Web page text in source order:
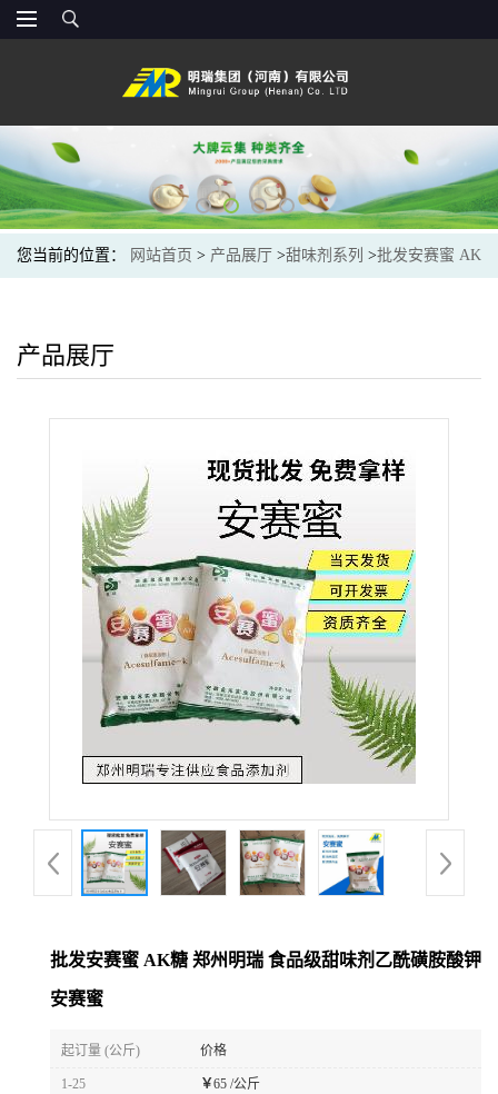
您当前的位置： 网站首页 > 产品展厅 >甜味剂系列 >批发安赛蜜 AK
产品展厅
批发安赛蜜 AK糖 郑州明瑞 食品级甜味剂乙酰磺胺酸钾
安赛蜜
起订量 (公斤) 价格
1-25 ￥65 /公斤